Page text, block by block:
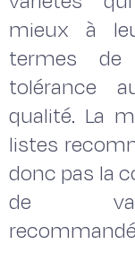
mieux à
termes de
tolérance
qualité. La
listes
donc pas la
de